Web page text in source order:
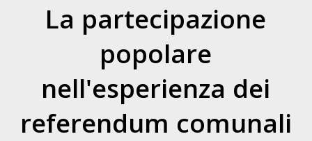
La partecipazione
popolare
nell'esperienza dei
referendum comunali